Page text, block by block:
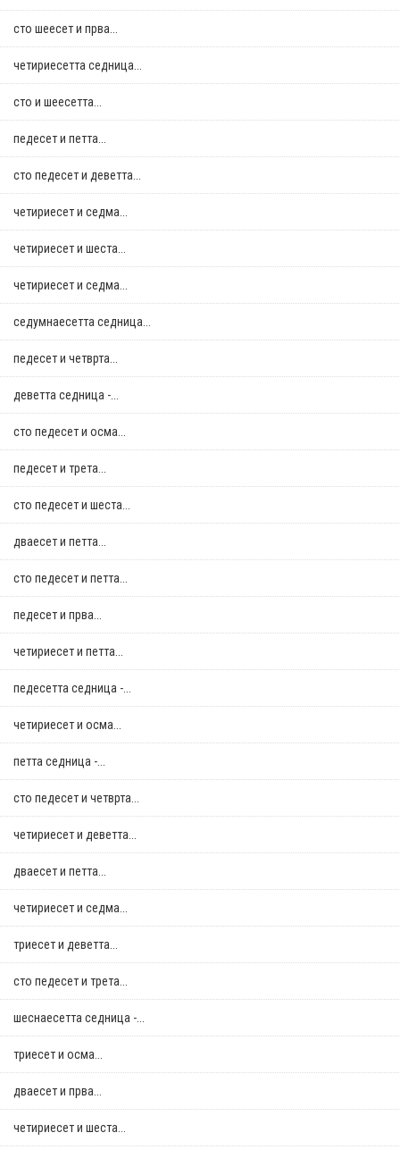
сто шеесет и прва...
четириесетта седница...
сто и шеесетта...
педесет и петта...
сто педесет и деветта...
четириесет и седма...
четириесет и шеста...
четириесет и седма...
седумнаесетта седница...
педесет и четврта...
деветта седница -...
сто педесет и осма...
педесет и трета...
сто педесет и шеста...
дваесет и петта...
сто педесет и петта...
педесет и прва...
четириесет и петта...
педесетта седница -...
четириесет и осма...
петта седница -...
сто педесет и четврта...
четириесет и деветта...
дваесет и петта...
четириесет и седма...
триесет и деветта...
сто педесет и трета...
шеснаесетта седница -...
триесет и осма...
дваесет и прва...
четириесет и шеста...